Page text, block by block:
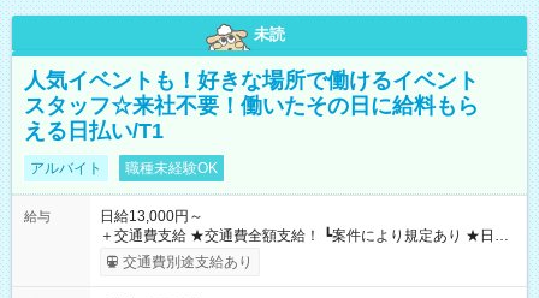
未読
人気イベントも！好きな場所で働けるイベント
スタッフ☆来社不要！働いたその日に給料もら
える日払い/T1
アルバイト 職種未経験OK
給与
日給13,000円～
＋交通費支給 ★交通費全額支給！ ┗案件により規定あり ★日払
いOK！（規定あり） ┗働いたその日に現金GET♪ お仕事後はコ
ンビニATMから 日払い分を引き落とせます！ 【試用期間】試
交通費別途支給あり